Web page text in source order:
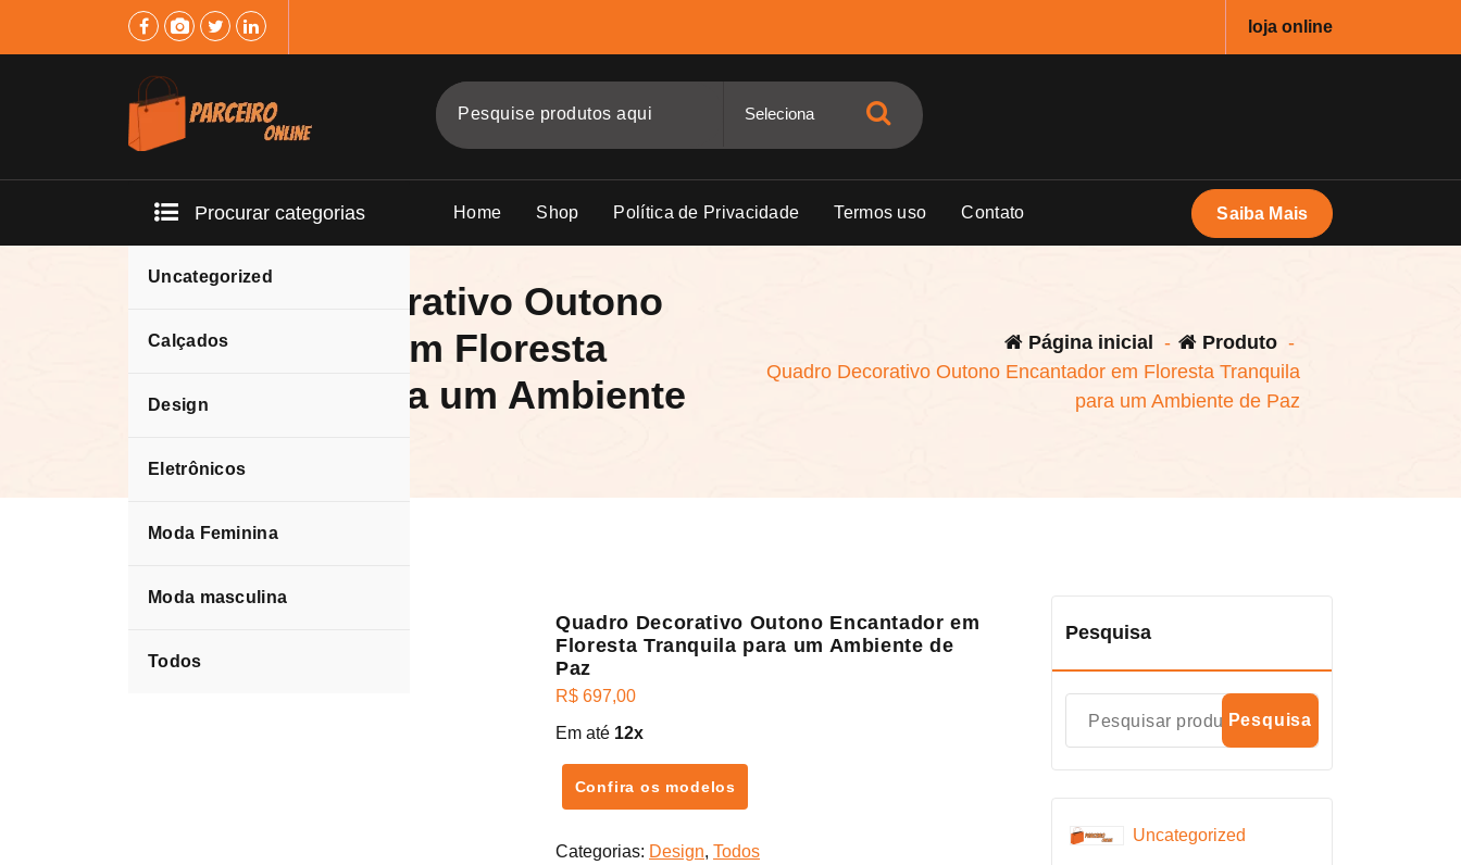
loja online
Procurar categorias
Uncategorized
Calçados
Design
Eletrônicos
Moda Feminina
Moda masculina
Todos
Home Shop Política de Privacidade Termos uso Contato Saiba Mais
Quadro Decorativo Outono
Encantador em Floresta
Tranquila para um Ambiente
Página inicial - Produto -
Quadro Decorativo Outono Encantador em Floresta Tranquila
para um Ambiente de Paz
Quadro Decorativo Outono Encantador em
Floresta Tranquila para um Ambiente de
Paz
R$ 697,00
Em até 12x
Confira os modelos
Categorias: Design, Todos
Pesquisa
Pesquisa
Uncategorized